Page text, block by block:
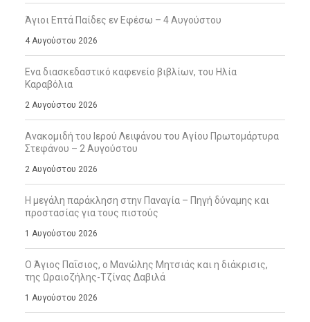
Άγιοι Επτά Παίδες εν Εφέσω – 4 Αυγούστου
4 Αυγούστου 2026
Ενα διασκεδαστικό καφενείο βιβλίων, του Ηλία
Καραβόλια
2 Αυγούστου 2026
Ανακομιδή του Ιερού Λειψάνου του Αγίου Πρωτομάρτυρα
Στεφάνου – 2 Αυγούστου
2 Αυγούστου 2026
Η μεγάλη παράκληση στην Παναγία – Πηγή δύναμης και
προστασίας για τους πιστούς
1 Αυγούστου 2026
Ο Άγιος Παΐσιος, ο Μανώλης Μητσιάς και η διάκρισις,
της Ωραιοζήλης-Τζίνας Δαβιλά
1 Αυγούστου 2026